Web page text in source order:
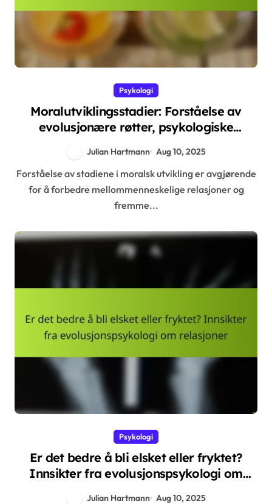
Psykologi
Moralutviklingsstadier: Forståelse av
evolusjonære røtter, psykologiske
Julian Hartmann Aug 10, 2025
Forståelse av stadiene i moralsk utvikling er avgjørende
for å forbedre mellommenneskelige relasjoner og
fremme...
Psykologi
Er det bedre å bli elsket eller fryktet?
Innsikter fra evolusjonspsykologi om
Julian Hartmann Aug 10, 2025